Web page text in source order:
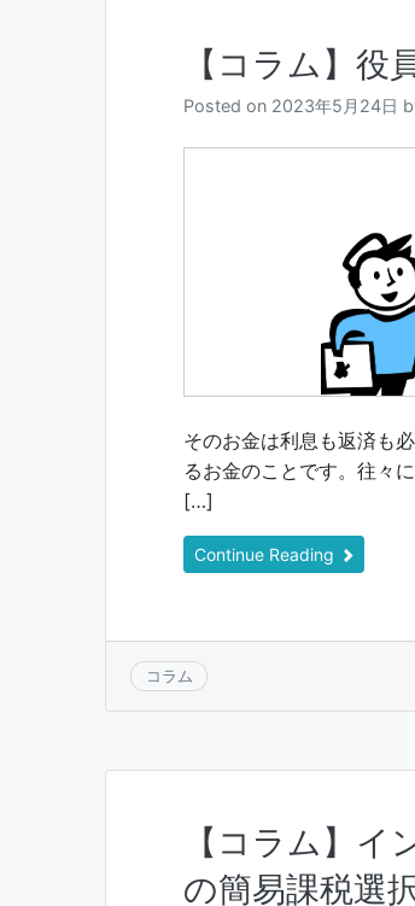
【コラム】役
Posted on 2023年5月24日
そのお金は利息も返済も
るお金のことです。往々
[…]
Continue Reading
コラム
【コラム】
の簡易課税選